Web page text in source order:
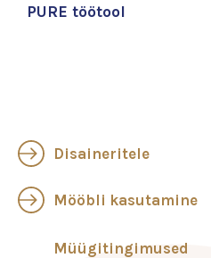
PURE töötool
Disaineritele
Mööbli kasutamine
Müügitingimused